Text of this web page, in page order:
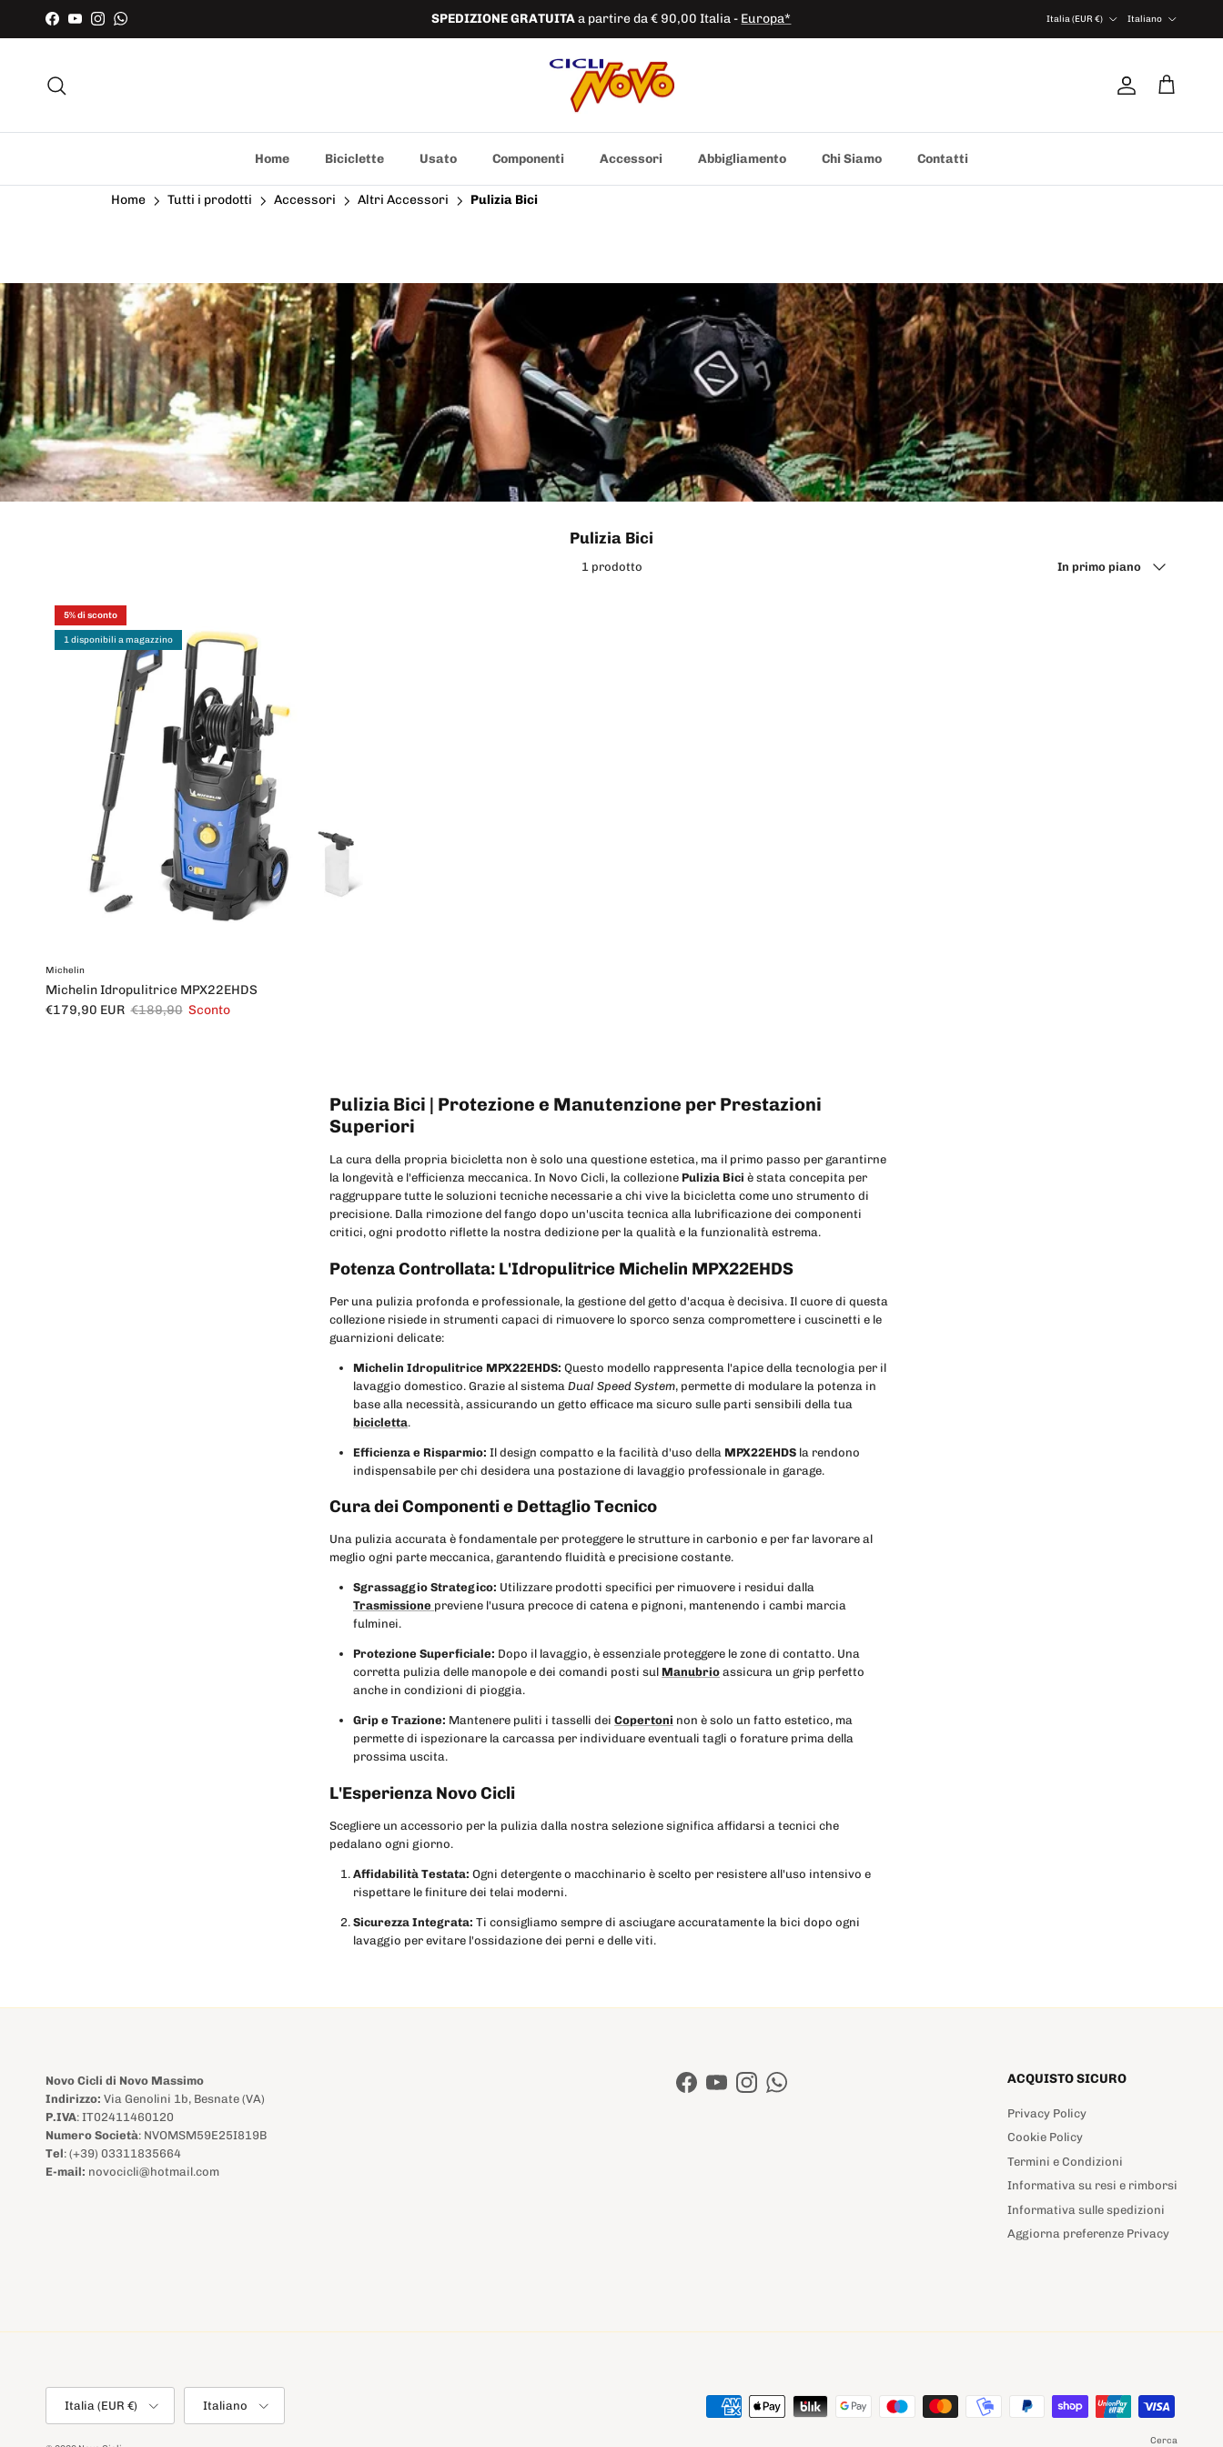
Facebook
YouTubeInstagramWhatsApp SPEDIZIONE GRATUITAa partire da € 90,00 Italia - Europa*
Italia (EUR €)
Italiano
AccountCarrello
Home Biciclette Usato Componenti Accessori Abbigliamento Chi Siamo Contatti
Home Tutti i prodotti Accessori Altri Accessori Pulizia Bici
Pulizia Bici
1 prodotto
In primo piano
5% di sconto
1 disponibili a magazzino
Michelin
Michelin Idropulitrice MPX22EHDS
Prezzo di vendita
€179,90 EUR Prezzo normale
€189,90 Sconto
Pulizia Bici | Protezione e Manutenzione per Prestazioni
Superiori
La cura della propria bicicletta non è solo una questione estetica, ma il primo passo per garantirne
la longevità e l'efficienza meccanica. In Novo Cicli, la collezione Pulizia Bici è stata concepita per
raggruppare tutte le soluzioni tecniche necessarie a chi vive la bicicletta come uno strumento di
precisione. Dalla rimozione del fango dopo un'uscita tecnica alla lubrificazione dei componenti
critici, ogni prodotto riflette la nostra dedizione per la qualità e la funzionalità estrema.
Potenza Controllata: L'Idropulitrice Michelin MPX22EHDS
Per una pulizia profonda e professionale, la gestione del getto d'acqua è decisiva. Il cuore di questa
collezione risiede in strumenti capaci di rimuovere lo sporco senza compromettere i cuscinetti e le
guarnizioni delicate:
Michelin Idropulitrice MPX22EHDS: Questo modello rappresenta l'apice della tecnologia per il
lavaggio domestico. Grazie al sistema Dual Speed System, permette di modulare la potenza in
base alla necessità, assicurando un getto efficace ma sicuro sulle parti sensibili della tua
bicicletta.
Efficienza e Risparmio: Il design compatto e la facilità d'uso della MPX22EHDS la rendono
indispensabile per chi desidera una postazione di lavaggio professionale in garage.
Cura dei Componenti e Dettaglio Tecnico
Una pulizia accurata è fondamentale per proteggere le strutture in carbonio e per far lavorare al
meglio ogni parte meccanica, garantendo fluidità e precisione costante.
Sgrassaggio Strategico: Utilizzare prodotti specifici per rimuovere i residui dalla
Trasmissione previene l'usura precoce di catena e pignoni, mantenendo i cambi marcia
fulminei.
Protezione Superficiale: Dopo il lavaggio, è essenziale proteggere le zone di contatto. Una
corretta pulizia delle manopole e dei comandi posti sul Manubrio assicura un grip perfetto
anche in condizioni di pioggia.
Grip e Trazione: Mantenere puliti i tasselli dei Copertoni non è solo un fatto estetico, ma
permette di ispezionare la carcassa per individuare eventuali tagli o forature prima della
prossima uscita.
L'Esperienza Novo Cicli
Scegliere un accessorio per la pulizia dalla nostra selezione significa affidarsi a tecnici che
pedalano ogni giorno.
Affidabilità Testata: Ogni detergente o macchinario è scelto per resistere all'uso intensivo e
rispettare le finiture dei telai moderni.
Sicurezza Integrata: Ti consigliamo sempre di asciugare accuratamente la bici dopo ogni
lavaggio per evitare l'ossidazione dei perni e delle viti.
Novo Cicli di Novo Massimo
Indirizzo: Via Genolini 1b, Besnate (VA)
P.IVA: IT02411460120
Numero Società: NVOMSM59E25I819B
Tel: (+39) 03311835664
E-mail: novocicli@hotmail.com
Facebook
YouTubeInstagramWhatsApp
ACQUISTO SICURO
Privacy Policy
Cookie Policy
Termini e Condizioni
Informativa su resi e rimborsi
Informativa sulle spedizioni
Aggiorna preferenze Privacy
Cerca
Paese/Regione
Italia (EUR €)
Lingua
Italiano